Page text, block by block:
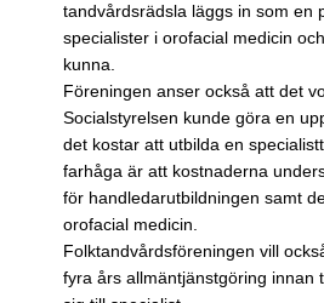
tandvårdsrädsla läggs in som en
specialister i orofacial medicin
kunna.
Föreningen anser också att det
Socialstyrelsen kunde göra en
det kostar att utbilda en
farhåga är att kostnaderna
för handledarutbildningen samt
orofacial medicin.
Folktandvårdsföreningen vill
fyra års allmäntjänstgöring innan